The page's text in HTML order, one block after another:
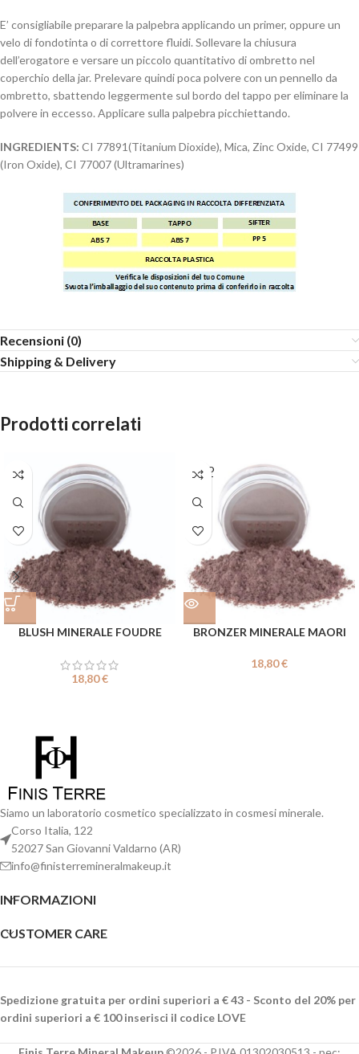
E’ consigliabile preparare la palpebra applicando un primer, oppure un
velo di fondotinta o di correttore fluidi. Sollevare la chiusura
dell’erogatore e versare un piccolo quantitativo di ombretto nel
coperchio della jar. Prelevare quindi poca polvere con un pennello da
ombretto, sbattendo leggermente sul bordo del tappo per eliminare la
polvere in eccesso. Applicare sulla palpebra picchiettando.
INGREDIENTS: CI 77891(Titanium Dioxide), Mica, Zinc Oxide, CI 77499
(Iron Oxide), CI 77007 (Ultramarines)
Recensioni (0)
Shipping & Delivery
Prodotti correlati
BLUSH MINERALE FOUDRE
18,80€
SOLD
OUT
BRONZER MINERALE MAORI
18,80€
Siamo un laboratorio cosmetico specializzato in cosmesi minerale.
Corso Italia, 122
52027 San Giovanni Valdarno (AR)
info@finisterremineralmakeup.it
INFORMAZIONI
CUSTOMER CARE
Spedizione gratuita per ordini superiori a € 43 - Sconto del 20% per
ordini superiori a € 100 inserisci il codice LOVE